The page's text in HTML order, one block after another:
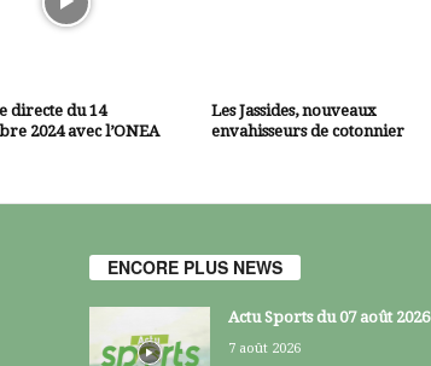
directe du 14
2024 avec l’ONEA
Les Jassides, nouveaux
envahisseurs de cotonnier
ENCORE PLUS NEWS
Actu Sports du 07 août 2026
7 août 2026